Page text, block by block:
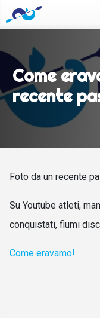
Come
recente
Foto da un recente
Su Youtube atleti,
conquistati, fiumi
Come eravamo!